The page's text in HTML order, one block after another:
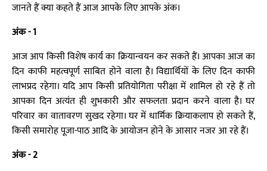
जानते हैं क्या कहते हैं आज आपके लिए आपके अंक।
अंक - 1
आज आप किसी विशेष कार्य का क्रियान्वयन कर सकते हैं। आपका आज का
दिन काफी महत्वपूर्ण साबित होने वाला है। विद्यार्थियों के लिए दिन काफी
लाभप्रद रहेगा। यदि आप किसी प्रतियोगिता परीक्षा में शामिल हो रहे हैं तो
आपका दिन अत्यंत ही शुभकारी और सफलता प्रदान करने वाला है। घर
परिवार का वातावरण सुखद रहेगा। घर में धार्मिक क्रियाकलाप हो सकते हैं,
किसी समारोह पूजा-पाठ आदि के आयोजन होने के आसार नजर आ रहे हैं।
अंक - 2